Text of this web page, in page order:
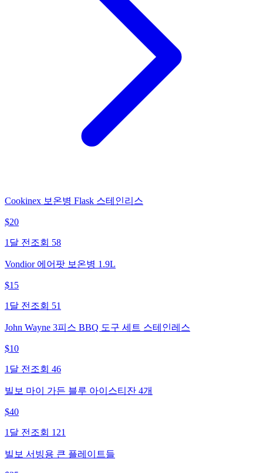
Cookinex 보온병 Flask 스테인리스
$20
1달 전 조회 58
Vondior 에어팟 보온병 1.9L
$15
1달 전 조회 51
John Wayne 3피스 BBQ 도구 세트 스테인레스
$10
1달 전 조회 46
빌보 마이 가든 블루 아이스티잔 4개
$40
1달 전 조회 121
빌보 서빙용 큰 플레이트들